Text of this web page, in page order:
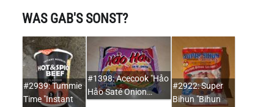
WAS GAB'S SONST?
#2939: Tummie
Time "Instant
#1398: Acecook "Hảo
Hảo Saté Onion…
#2922: Super
Bihun "Bihun